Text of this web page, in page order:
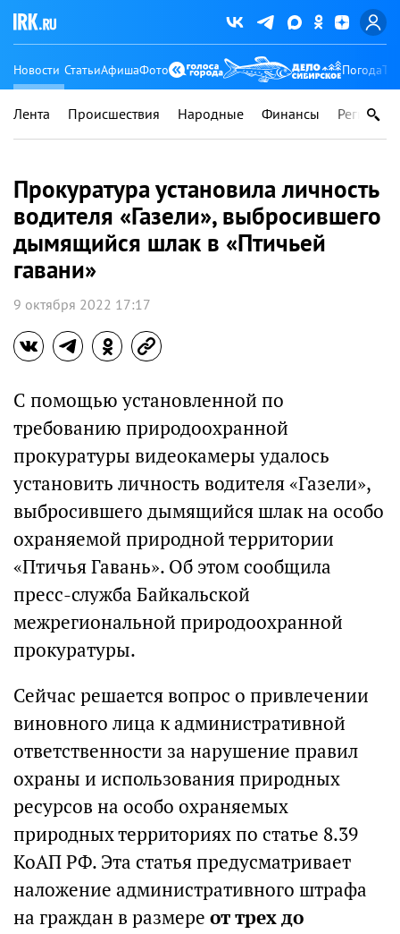
Новости СтатьиАфишаФото Погода
Лента Происшествия Народные Финансы Регионы
Прокуратура установила личность
водителя «Газели», выбросившего
дымящийся шлак в «Птичьей
гавани»
9 октября 2022 17:17
С помощью установленной по
требованию природоохранной
прокуратуры видеокамеры удалось
установить личность водителя «Газели»,
выбросившего дымящийся шлак на особо
охраняемой природной территории
«Птичья Гавань». Об этом сообщила
пресс-служба Байкальской
межрегиональной природоохранной
прокуратуры.
Сейчас решается вопрос о привлечении
виновного лица к административной
ответственности за нарушение правил
охраны и использования природных
ресурсов на особо охраняемых
природных территориях по статье 8.39
КоАП РФ. Эта статья предусматривает
наложение административного штрафа
на граждан в размере от трех до